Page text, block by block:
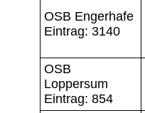
OSB Engerhafe
Eintrag: 3140
OSB
Loppersum
Eintrag: 854